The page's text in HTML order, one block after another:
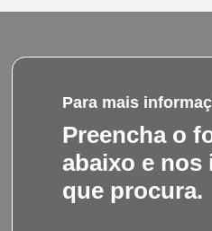
Para mais
Preencha o
abaixo e nos
que procura.